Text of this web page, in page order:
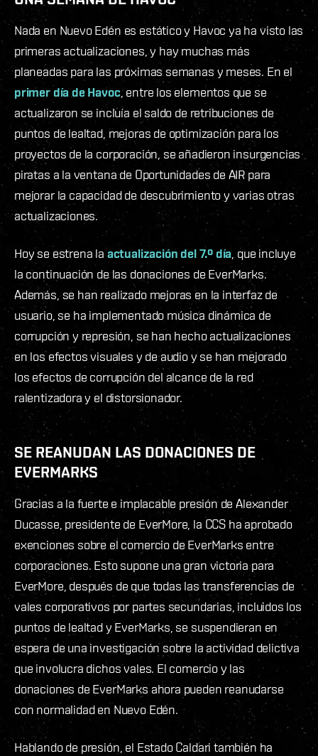
Nada en Nuevo Edén es estático y Havoc ya ha visto las
primeras actualizaciones, y hay muchas más
planeadas para las próximas semanas y meses. En el
primer día de Havoc, entre los elementos que se
actualizaron se incluía el saldo de retribuciones de
puntos de lealtad, mejoras de optimización para los
proyectos de la corporación, se añadieron insurgencias
piratas a la ventana de Oportunidades de AIR para
mejorar la capacidad de descubrimiento y varias otras
actualizaciones.
Hoy se estrena laactualización del 7.º día, que incluye
la continuación de las donaciones de EverMarks.
Además, se han realizado mejoras en la interfaz de
usuario, se ha implementado música dinámica de
corrupción y represión, se han hecho actualizaciones
en los efectos visuales y de audio y se han mejorado
los efectos de corrupción del alcance de la red
ralentizadora y el distorsionador.
SE REANUDAN LAS DONACIONES DE
EVERMARKS
Gracias a la fuerte e implacable presión de Alexander
Ducasse, presidente de EverMore, la CCS ha aprobado
exenciones sobre el comercio de EverMarks entre
corporaciones. Esto supone una gran victoria para
EverMore, después de que todas las transferencias de
vales corporativos por partes secundarias, incluidos los
puntos de lealtad y EverMarks, se suspendieran en
espera de una investigación sobre la actividad delictiva
que involucra dichos vales. El comercio y las
donaciones de EverMarks ahora pueden reanudarse
con normalidad en Nuevo Edén.
Hablando de presión, el Estado Caldari también ha